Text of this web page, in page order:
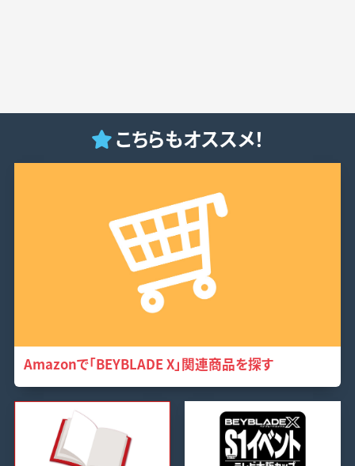
こちらもオススメ！
Amazonで「BEYBLADE X」関連商品を探す